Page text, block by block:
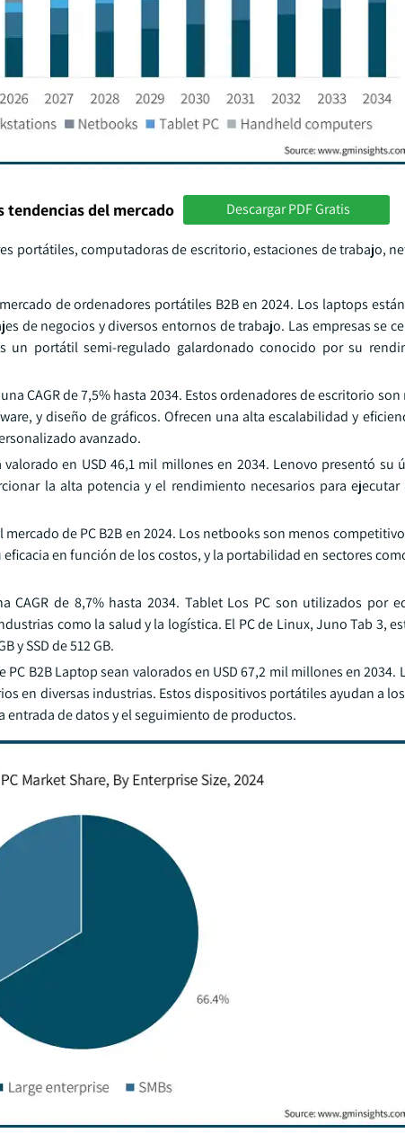
tendencias del mercado Descargar PDF Gratis
portátiles, computadoras de escritorio, estaciones de trabajo,
de ordenadores portátiles B2B en 2024. Los laptops
de negocios y diversos entornos de trabajo. Las empresas se
un portátil semi-regulado galardonado conocido por su
CAGR de 7,5% hasta 2034. Estos ordenadores de escritorio
y diseño de gráficos. Ofrecen una alta escalabilidad y
avanzado.
en USD 46,1 mil millones en 2034. Lenovo presentó su
la alta potencia y el rendimiento necesarios para ejecutar
de PC B2B en 2024. Los netbooks son menos
en función de los costos, y la portabilidad en sectores
CAGR de 8,7% hasta 2034. Tablet Los PC son utilizados por
como la salud y la logística. El PC de Linux, Juno Tab 3,
y SSD de 512 GB.
B2B Laptop sean valorados en USD 67,2 mil millones en 2034.
en diversas industrias. Estos dispositivos portátiles ayudan a
de datos y el seguimiento de productos.